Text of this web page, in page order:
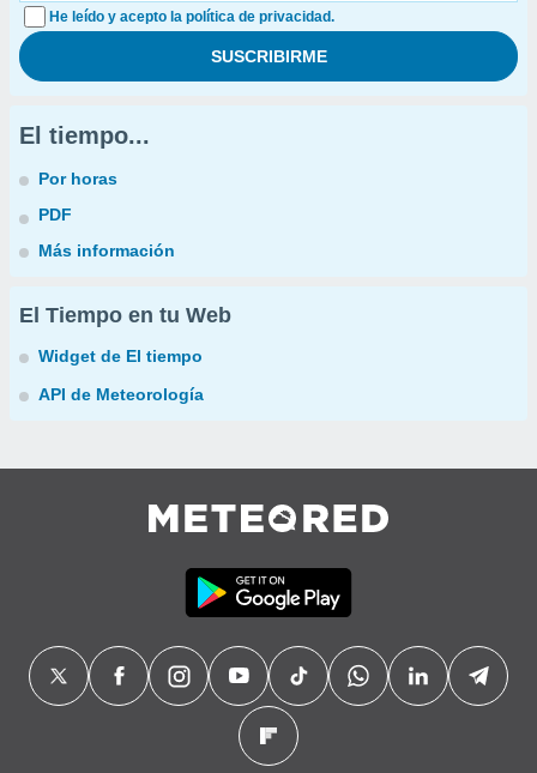
He leído y acepto la política de privacidad.
El tiempo...
Por horas
PDF
Más información
El Tiempo en tu Web
Widget de El tiempo
API de Meteorología